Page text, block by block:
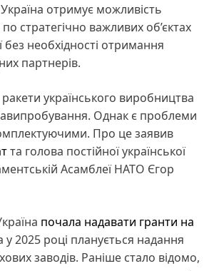
отримує можливість
стратегічно важливих об’єктах
без необхідності отримання
партнерів.
українського виробництва
Однак є проблеми
Про це заявив
та голова постійної української
Асамблеї НАТО Єгор
почала надавати гранти на
у 2025 році планується надання
заводів. Раніше стало відомо,